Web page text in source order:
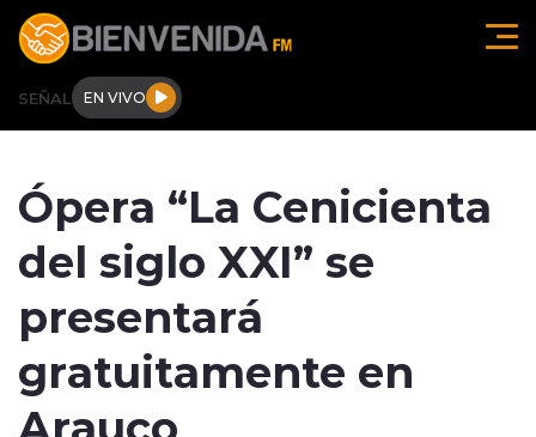
Click acá para ir directamente al contenido
SEÑAL EN VIVO
Regionales
Tendencias
Ópera “La Cenicienta
del siglo XXI” se
presentará
gratuitamente en
Arauco